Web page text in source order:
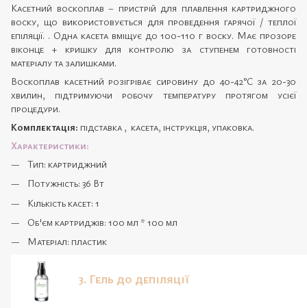
Касетний воскоплав – пристрій для плавлення картриджного
воску, що використовується для проведення гарячої / теплої
епіляції. . Одна касета вміщує до 100-110 г воску. Має прозоре
віконце + кришку для контролю за ступенем готовності
матеріалу та залишками.
Воскоплав касетний розігріває сировину до 40-42°C за 20-30
хвилин, підтримуючи робочу температуру протягом усієї
процедури.
Комплектація: підставка , касета, інструкція, упаковка.
Характеристики:
Тип: картриджний
Потужність: 36 Вт
Кількість касет: 1
Об'єм картриджів: 100 мл * 100 мл
Матеріал: пластик
3. Гель до депіляції